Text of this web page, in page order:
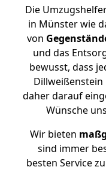
Die
in Münster wie
von
und das
bewusst, dass
daher darauf
Wünsche
Wir bieten
sind immer
besten Service